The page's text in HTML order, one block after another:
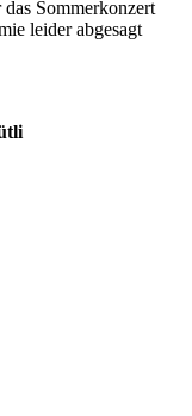
Sommerkonzert
leider abgesagt